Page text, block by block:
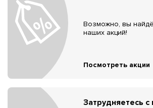
Возможно, вы
наших акций!
Посмотреть акции
Затрудняетесь